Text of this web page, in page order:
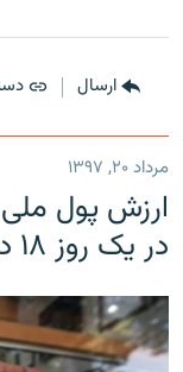
ارسال
مرداد ۲۰, ۱۳۹۷
ارزش پول ملی
در یک روز ۱۸ درصد سقوط کرد